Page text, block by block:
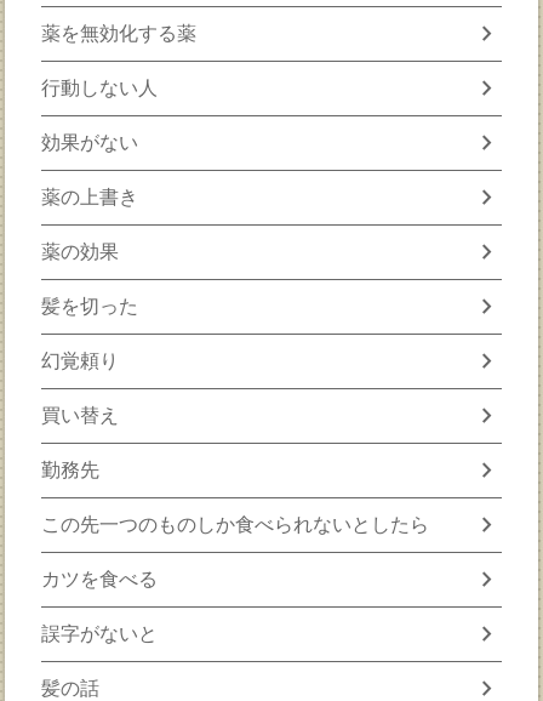
薬を無効化する薬 chevron_right
行動しない人 chevron_right
効果がない chevron_right
薬の上書き chevron_right
薬の効果 chevron_right
髪を切った chevron_right
幻覚頼り chevron_right
買い替え chevron_right
勤務先 chevron_right
この先一つのものしか食べられないとしたら chevron_right
カツを食べる chevron_right
誤字がないと chevron_right
髪の話 chevron_right